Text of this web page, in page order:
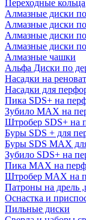
Переходные кольца
Алмазные диски
Алмазные диски
Алмазные диски
Алмазные диски
Алмазные чашки
Альфа Диски по
Насадки на
Насадки для
Пика SDS+ на
Зубило MAX на
Штробер SDS+ на
Буры SDS + для
Буры SDS MAX
Зубило SDS+ на
Пика MAX на
Штробер MAX на
Патроны на дрель
Оснастка и
Пильные диски